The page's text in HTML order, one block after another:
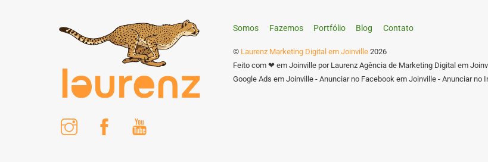
Instagram Facebook
Somos Fazemos Portfólio Blog Contato
© Laurenz Marketing Digital em Joinville 2026
Feito com ❤ em Joinville por Laurenz Agência de Marketing Digital em
Google Ads em Joinville - Anunciar no Facebook em Joinville - Anunciar